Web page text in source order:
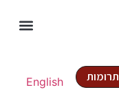
English תרומות